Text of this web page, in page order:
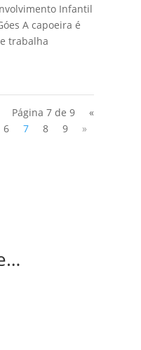
Infantil
A capoeira é
trabalha
Página 7 de 9
«
6 7 8 9 »